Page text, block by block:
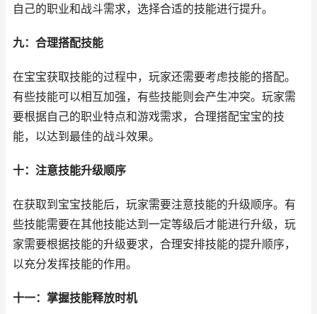
自己的职业和战斗需求，选择合适的技能进行提升。
九：合理搭配技能
在宝宝获取技能的过程中，玩家还需要考虑技能的搭配。
有些技能可以相互加强，有些技能则会产生冲突。玩家需
要根据自己的职业特点和游戏需求，合理搭配宝宝的技
能，以达到最佳的战斗效果。
十：注意技能升级顺序
在获取到宝宝技能后，玩家需要注意技能的升级顺序。有
些技能需要在其他技能达到一定等级后才能进行升级，玩
家需要根据技能的升级要求，合理安排技能的提升顺序，
以充分发挥技能的作用。
十一：掌握技能释放时机